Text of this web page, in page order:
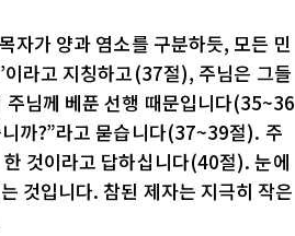
자가 양과 염소를 구분하듯, 모든 민
라고 지칭하고(37절), 주님은 그들
님께 베푼 선행 때문입니다(35~36
까?”라고 묻습니다(37~39절). 주
것이라고 답하십니다(40절). 눈에
것입니다. 참된 제자는 지극히 작은